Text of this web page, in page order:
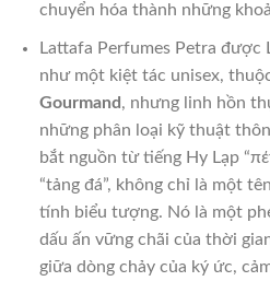
chuyển hóa thành những
Lattafa Perfumes Petra được
như một kiệt tác unisex,
Gourmand , nhưng linh hồn
những phân loại kỹ thuật
bắt nguồn từ tiếng Hy Lạp
“tảng đá”, không chỉ là một
tính biểu tượng. Nó là một
dấu ấn vững chãi của thời
giữa dòng chảy của ký ức,